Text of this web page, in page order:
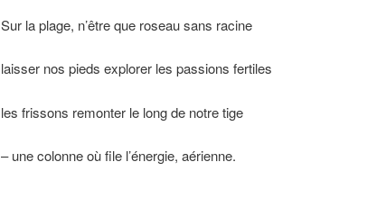
Sur la plage, n’être que roseau sans racine
laisser nos pieds explorer les passions fertiles
les frissons remonter le long de notre tige
– une colonne où file l’énergie, aérienne.